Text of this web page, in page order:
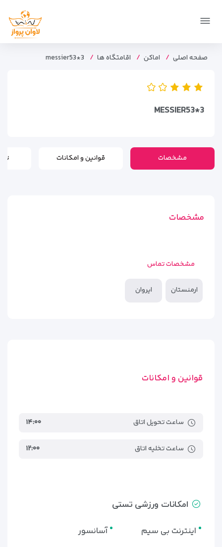
صفحه اصلی اماکن اقامتگاه ها messier53*3
MESSIER53*3
مشخصات قوانین و امکانات
مشخصات
مشخصات تماس
ارمنستان ایروان
قوانین و امکانات
ساعت تحویل اتاق ۱۴:۰۰
ساعت تخلیه اتاق ۱۲:۰۰
امکانات ورزشی تستی
اینترنت بی سیم آسانسور